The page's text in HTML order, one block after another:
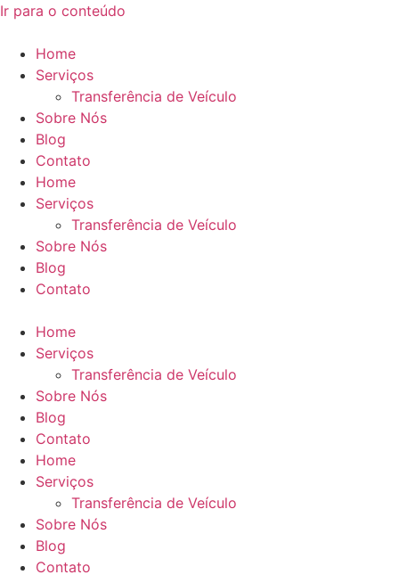
Ir para o conteúdo
Home
Serviços
Transferência de Veículo
Sobre Nós
Blog
Contato
Home
Serviços
Transferência de Veículo
Sobre Nós
Blog
Contato
Home
Serviços
Transferência de Veículo
Sobre Nós
Blog
Contato
Home
Serviços
Transferência de Veículo
Sobre Nós
Blog
Contato